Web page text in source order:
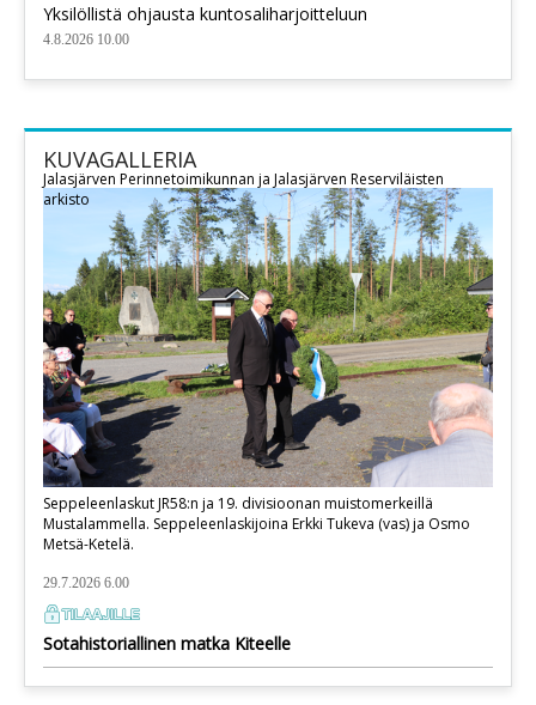
Yksilöllistä ohjausta kuntosaliharjoitteluun
4.8.2026 10.00
KUVAGALLERIA
Seppeleenlaskut JR58:n ja 19. divisioonan muistomerkeillä
Mustalammella. Seppeleenlaskijoina Erkki Tukeva (vas) ja Osmo
Metsä-Ketelä.
Jalasjärven Perinnetoimikunnan ja Jalasjärven Reserviläisten
arkisto
29.7.2026 6.00
Sotahistoriallinen matka Kiteelle